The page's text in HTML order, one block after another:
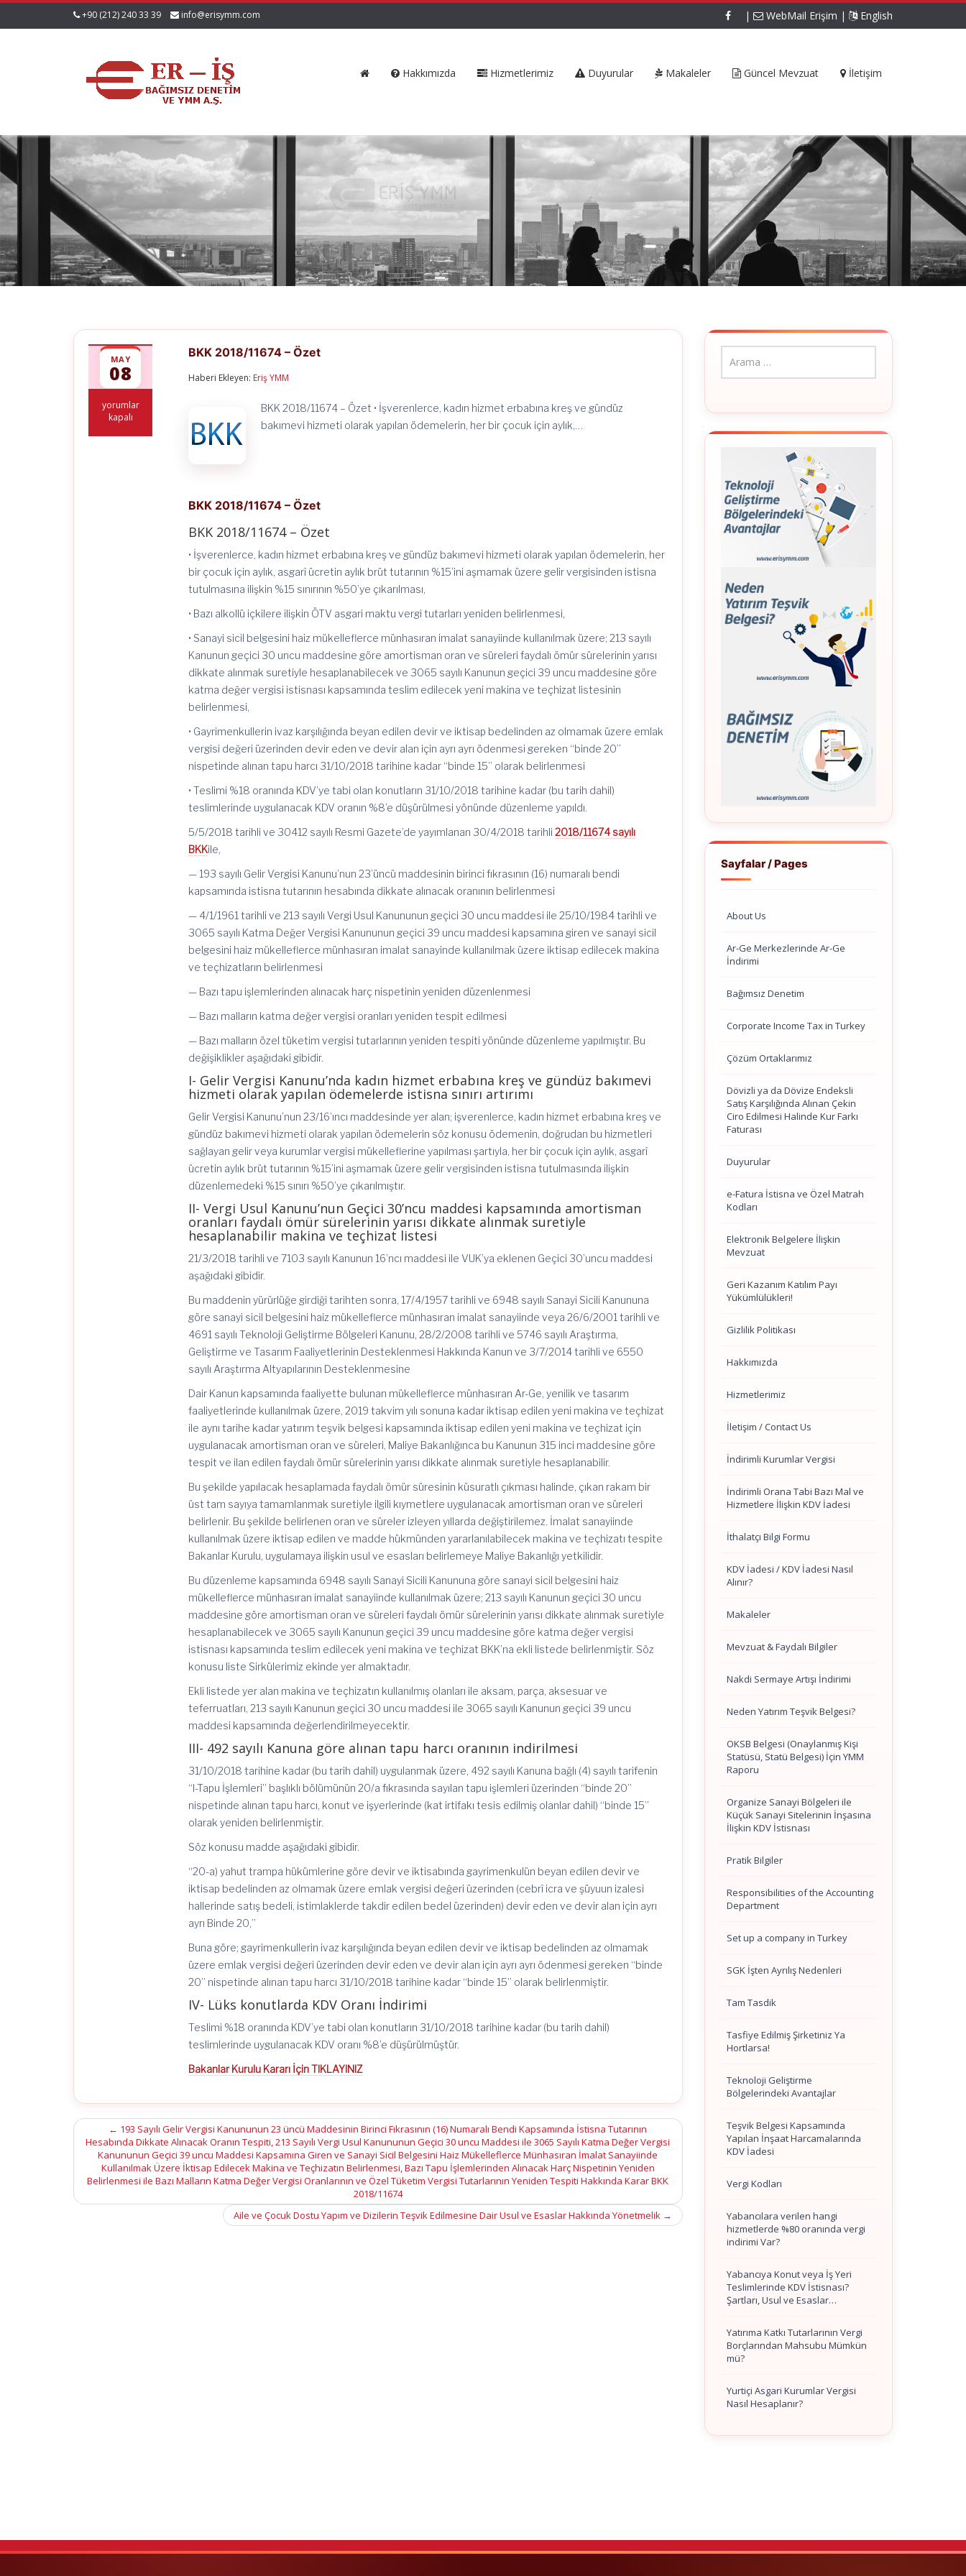
+90 (212) 240 33 39 info@erisymm.com | WebMail Erişim | English
Hakkımızda Hizmetlerimiz Duyurular Makaleler Güncel Mevzuat İletişim
MAY
08
BKK
2018/11674
yorumlar
kapalı
BKK 2018/11674 – Özet
Haberi Ekleyen: Eriş YMM
BKK 2018/11674 – Özet • İşverenlerce, kadın hizmet erbabına kreş ve gündüz
bakımevi hizmeti olarak yapılan ödemelerin, her bir çocuk için aylık,…
BKK 2018/11674 – Özet
BKK 2018/11674 – Özet
• İşverenlerce, kadın hizmet erbabına kreş ve gündüz bakımevi hizmeti olarak yapılan ödemelerin, her
bir çocuk için aylık, asgarî ücretin aylık brüt tutarının %15’ini aşmamak üzere gelir vergisinden istisna
tutulmasına ilişkin %15 sınırının %50’ye çıkarılması,
• Bazı alkollü içkilere ilişkin ÖTV asgari maktu vergi tutarları yeniden belirlenmesi,
• Sanayi sicil belgesini haiz mükelleflerce münhasıran imalat sanayiinde kullanılmak üzere; 213 sayılı
Kanunun geçici 30 uncu maddesine göre amortisman oran ve süreleri faydalı ömür sürelerinin yarısı
dikkate alınmak suretiyle hesaplanabilecek ve 3065 sayılı Kanunun geçici 39 uncu maddesine göre
katma değer vergisi istisnası kapsamında teslim edilecek yeni makina ve teçhizat listesinin
belirlenmesi,
• Gayrimenkullerin ivaz karşılığında beyan edilen devir ve iktisap bedelinden az olmamak üzere emlak
vergisi değeri üzerinden devir eden ve devir alan için ayrı ayrı ödenmesi gereken “binde 20”
nispetinde alınan tapu harcı 31/10/2018 tarihine kadar “binde 15” olarak belirlenmesi
• Teslimi %18 oranında KDV’ye tabi olan konutların 31/10/2018 tarihine kadar (bu tarih dahil)
teslimlerinde uygulanacak KDV oranın %8’e düşürülmesi yönünde düzenleme yapıldı.
5/5/2018 tarihli ve 30412 sayılı Resmi Gazete’de yayımlanan 30/4/2018 tarihli2018/11674 sayılı
BKKile,
— 193 sayılı Gelir Vergisi Kanunu’nun 23’üncü maddesinin birinci fıkrasının (16) numaralı bendi
kapsamında istisna tutarının hesabında dikkate alınacak oranının belirlenmesi
— 4/1/1961 tarihli ve 213 sayılı Vergi Usul Kanununun geçici 30 uncu maddesi ile 25/10/1984 tarihli ve
3065 sayılı Katma Değer Vergisi Kanununun geçici 39 uncu maddesi kapsamına giren ve sanayi sicil
belgesini haiz mükelleflerce münhasıran imalat sanayinde kullanılmak üzere iktisap edilecek makina
ve teçhizatların belirlenmesi
— Bazı tapu işlemlerinden alınacak harç nispetinin yeniden düzenlenmesi
— Bazı malların katma değer vergisi oranları yeniden tespit edilmesi
— Bazı malların özel tüketim vergisi tutarlarının yeniden tespiti yönünde düzenleme yapılmıştır. Bu
değişiklikler aşağıdaki gibidir.
I- Gelir Vergisi Kanunu’nda kadın hizmet erbabına kreş ve gündüz bakımevi
hizmeti olarak yapılan ödemelerde istisna sınırı artırımı
Gelir Vergisi Kanunu’nun 23/16’ıncı maddesinde yer alan; işverenlerce, kadın hizmet erbabına kreş ve
gündüz bakımevi hizmeti olarak yapılan ödemelerin söz konusu ödemenin, doğrudan bu hizmetleri
sağlayan gelir veya kurumlar vergisi mükelleflerine yapılması şartıyla, her bir çocuk için aylık, asgarî
ücretin aylık brüt tutarının %15’ini aşmamak üzere gelir vergisinden istisna tutulmasında ilişkin
düzenlemedeki %15 sınırı %50’ye çıkarılmıştır.
II- Vergi Usul Kanunu’nun Geçici 30’ncu maddesi kapsamında amortisman
oranları faydalı ömür sürelerinin yarısı dikkate alınmak suretiyle
hesaplanabilir makina ve teçhizat listesi
21/3/2018 tarihli ve 7103 sayılı Kanunun 16’ncı maddesi ile VUK’ya eklenen Geçici 30’uncu maddesi
aşağıdaki gibidir.
Bu maddenin yürürlüğe girdiği tarihten sonra, 17/4/1957 tarihli ve 6948 sayılı Sanayi Sicili Kanununa
göre sanayi sicil belgesini haiz mükelleflerce münhasıran imalat sanayiinde veya 26/6/2001 tarihli ve
4691 sayılı Teknoloji Geliştirme Bölgeleri Kanunu, 28/2/2008 tarihli ve 5746 sayılı Araştırma,
Geliştirme ve Tasarım Faaliyetlerinin Desteklenmesi Hakkında Kanun ve 3/7/2014 tarihli ve 6550
sayılı Araştırma Altyapılarının Desteklenmesine
Dair Kanun kapsamında faaliyette bulunan mükelleflerce münhasıran Ar-Ge, yenilik ve tasarım
faaliyetlerinde kullanılmak üzere, 2019 takvim yılı sonuna kadar iktisap edilen yeni makina ve teçhizat
ile aynı tarihe kadar yatırım teşvik belgesi kapsamında iktisap edilen yeni makina ve teçhizat için
uygulanacak amortisman oran ve süreleri, Maliye Bakanlığınca bu Kanunun 315 inci maddesine göre
tespit ve ilan edilen faydalı ömür sürelerinin yarısı dikkate alınmak suretiyle hesaplanabilir.
Bu şekilde yapılacak hesaplamada faydalı ömür süresinin küsuratlı çıkması halinde, çıkan rakam bir
üst tam sayıya tamamlanmak suretiyle ilgili kıymetlere uygulanacak amortisman oran ve süreleri
belirlenir. Bu şekilde belirlenen oran ve süreler izleyen yıllarda değiştirilemez. İmalat sanayiinde
kullanılmak üzere iktisap edilen ve madde hükmünden yararlanılabilecek makina ve teçhizatı tespite
Bakanlar Kurulu, uygulamaya ilişkin usul ve esasları belirlemeye Maliye Bakanlığı yetkilidir.
Bu düzenleme kapsamında 6948 sayılı Sanayi Sicili Kanununa göre sanayi sicil belgesini haiz
mükelleflerce münhasıran imalat sanayiinde kullanılmak üzere; 213 sayılı Kanunun geçici 30 uncu
maddesine göre amortisman oran ve süreleri faydalı ömür sürelerinin yarısı dikkate alınmak suretiyle
hesaplanabilecek ve 3065 sayılı Kanunun geçici 39 uncu maddesine göre katma değer vergisi
istisnası kapsamında teslim edilecek yeni makina ve teçhizat BKK’na ekli listede belirlenmiştir. Söz
konusu liste Sirkülerimiz ekinde yer almaktadır.
Ekli listede yer alan makina ve teçhizatın kullanılmış olanları ile aksam, parça, aksesuar ve
teferruatları, 213 sayılı Kanunun geçici 30 uncu maddesi ile 3065 sayılı Kanunun geçici 39 uncu
maddesi kapsamında değerlendirilmeyecektir.
III- 492 sayılı Kanuna göre alınan tapu harcı oranının indirilmesi
31/10/2018 tarihine kadar (bu tarih dahil) uygulanmak üzere, 492 sayılı Kanuna bağlı (4) sayılı tarifenin
“I-Tapu İşlemleri” başlıklı bölümünün 20/a fıkrasında sayılan tapu işlemleri üzerinden “binde 20”
nispetinde alınan tapu harcı, konut ve işyerlerinde (kat irtifakı tesis edilmiş olanlar dahil) “binde 15”
olarak yeniden belirlenmiştir.
Söz konusu madde aşağıdaki gibidir.
“20-a) yahut trampa hükümlerine göre devir ve iktisabında gayrimenkulün beyan edilen devir ve
iktisap bedelinden az olmamak üzere emlak vergisi değeri üzerinden (cebrî icra ve şüyuun izalesi
hallerinde satış bedeli, istimlaklerde takdir edilen bedel üzerinden) devir eden ve devir alan için ayrı
ayrı Binde 20,”
Buna göre; gayrimenkullerin ivaz karşılığında beyan edilen devir ve iktisap bedelinden az olmamak
üzere emlak vergisi değeri üzerinden devir eden ve devir alan için ayrı ayrı ödenmesi gereken “binde
20” nispetinde alınan tapu harcı 31/10/2018 tarihine kadar “binde 15” olarak belirlenmiştir.
IV- Lüks konutlarda KDV Oranı İndirimi
Teslimi %18 oranında KDV’ye tabi olan konutların 31/10/2018 tarihine kadar (bu tarih dahil)
teslimlerinde uygulanacak KDV oranı %8’e düşürülmüştür.
Bakanlar Kurulu Kararı İçin TIKLAYINIZ
Post
navigation
← 193 Sayılı Gelir Vergisi Kanununun 23 üncü Maddesinin Birinci Fıkrasının (16) Numaralı Bendi Kapsamında İstisna Tutarının
Hesabında Dikkate Alınacak Oranın Tespiti, 213 Sayılı Vergi Usul Kanununun Geçici 30 uncu Maddesi ile 3065 Sayılı Katma Değer Vergisi
Kanununun Geçici 39 uncu Maddesi Kapsamına Giren ve Sanayi Sicil Belgesini Haiz Mükelleflerce Münhasıran İmalat Sanayiinde
Kullanılmak Üzere İktisap Edilecek Makina ve Teçhizatın Belirlenmesi, Bazı Tapu İşlemlerinden Alınacak Harç Nispetinin Yeniden
Belirlenmesi ile Bazı Malların Katma Değer Vergisi Oranlarının ve Özel Tüketim Vergisi Tutarlarının Yeniden Tespiti Hakkında Karar BKK
2018/11674
Aile ve Çocuk Dostu Yapım ve Dizilerin Teşvik Edilmesine Dair Usul ve Esaslar Hakkında Yönetmelik →
Sayfalar / Pages
About Us
Ar-Ge Merkezlerinde Ar-Ge
İndirimi
Bağımsız Denetim
Corporate Income Tax in Turkey
Çözüm Ortaklarımız
Dövizli ya da Dövize Endeksli
Satış Karşılığında Alınan Çekin
Ciro Edilmesi Halinde Kur Farkı
Faturası
Duyurular
e-Fatura İstisna ve Özel Matrah
Kodları
Elektronik Belgelere İlişkin
Mevzuat
Geri Kazanım Katılım Payı
Yükümlülükleri!
Gizlilik Politikası
Hakkımızda
Hizmetlerimiz
İletişim / Contact Us
İndirimli Kurumlar Vergisi
İndirimli Orana Tabi Bazı Mal ve
Hizmetlere İlişkin KDV İadesi
İthalatçı Bilgi Formu
KDV İadesi / KDV İadesi Nasıl
Alınır?
Makaleler
Mevzuat & Faydalı Bilgiler
Nakdi Sermaye Artışı İndirimi
Neden Yatırım Teşvik Belgesi?
OKSB Belgesi (Onaylanmış Kişi
Statüsü, Statü Belgesi) İçin YMM
Raporu
Organize Sanayi Bölgeleri ile
Küçük Sanayi Sitelerinin İnşasına
İlişkin KDV İstisnası
Pratik Bilgiler
Responsibilities of the Accounting
Department
Set up a company in Turkey
SGK İşten Ayrılış Nedenleri
Tam Tasdik
Tasfiye Edilmiş Şirketiniz Ya
Hortlarsa!
Teknoloji Geliştirme
Bölgelerindeki Avantajlar
Teşvik Belgesi Kapsamında
Yapılan İnşaat Harcamalarında
KDV İadesi
Vergi Kodları
Yabancılara verilen hangi
hizmetlerde %80 oranında vergi
indirimi Var?
Yabancıya Konut veya İş Yeri
Teslimlerinde KDV İstisnası?
Şartları, Usul ve Esaslar…
Yatırıma Katkı Tutarlarının Vergi
Borçlarından Mahsubu Mümkün
mü?
Yurtiçi Asgari Kurumlar Vergisi
Nasıl Hesaplanır?